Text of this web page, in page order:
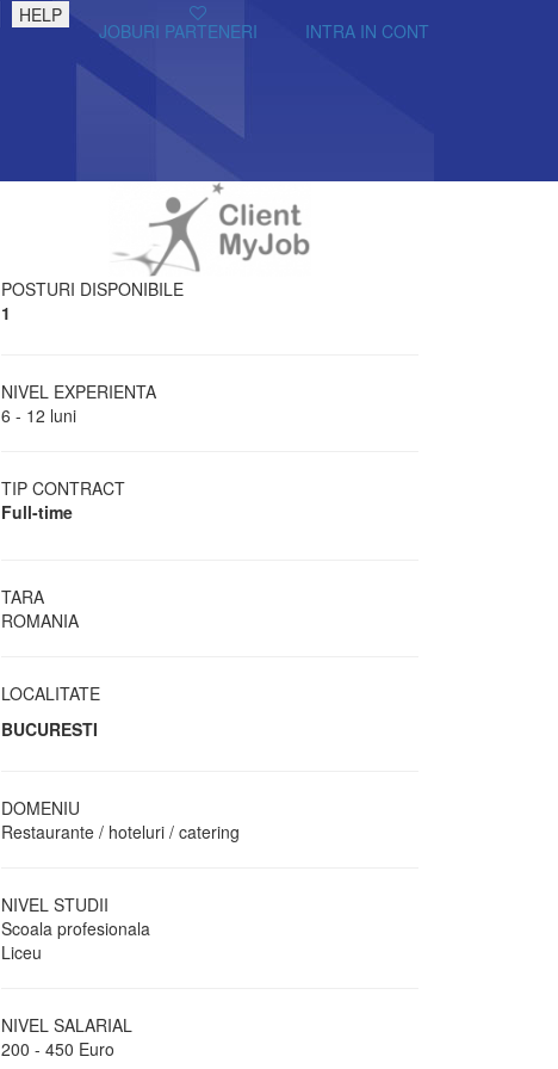
HELP
JOBURI PARTENERI INTRA IN CONT
POSTURI DISPONIBILE
1
NIVEL EXPERIENTA
6 - 12 luni
TIP CONTRACT
Full-time
TARA
ROMANIA
LOCALITATE
BUCURESTI
DOMENIU
Restaurante / hoteluri / catering
NIVEL STUDII
Scoala profesionala
Liceu
NIVEL SALARIAL
200 - 450 Euro